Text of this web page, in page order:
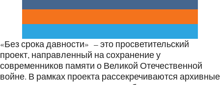
«Без срока давности» – это просветительский
проект, направленный на сохранение у
современников памяти о Великой Отечественной
войне. В рамках проекта рассекречиваются архивные